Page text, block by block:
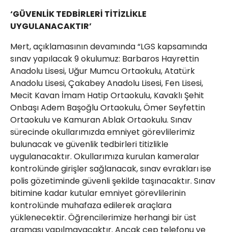
‘GÜVENLİK TEDBİRLERİ TİTİZLİKLE
UYGULANACAKTIR’
Mert, açıklamasının devamında “LGS kapsamında
sınav yapılacak 9 okulumuz: Barbaros Hayrettin
Anadolu Lisesi, Uğur Mumcu Ortaokulu, Atatürk
Anadolu Lisesi, Çakabey Anadolu Lisesi, Fen Lisesi,
Mecit Kavan İmam Hatip Ortaokulu, Kavaklı Şehit
Onbaşı Adem Başoğlu Ortaokulu, Ömer Seyfettin
Ortaokulu ve Kamuran Ablak Ortaokulu. Sınav
sürecinde okullarımızda emniyet görevlilerimiz
bulunacak ve güvenlik tedbirleri titizlikle
uygulanacaktır. Okullarımıza kurulan kameralar
kontrolünde girişler sağlanacak, sınav evrakları ise
polis gözetiminde güvenli şekilde taşınacaktır. Sınav
bitimine kadar kutular emniyet görevlilerinin
kontrolünde muhafaza edilerek araçlara
yüklenecektir. Öğrencilerimize herhangi bir üst